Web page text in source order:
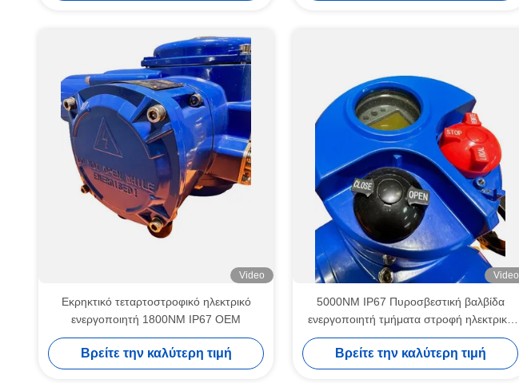
Video
Εκρηκτικό τεταρτοστροφικό ηλεκτρικό
ενεργοποιητή 1800NM IP67 OEM
Βρείτε την καλύτερη τιμή
Video
5000NM IP67 Πυροσβεστική βαλβίδα
ενεργοποιητή τμήματα στροφή ηλεκτρική
OEM
Βρείτε την καλύτερη τιμή